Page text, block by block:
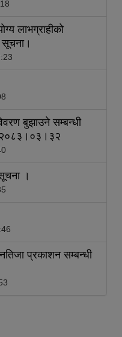
लाभग्राहीको
बुझाउने सम्बन्धी
२०८३।०३।३२
।
प्रकाशन सम्बन्धी